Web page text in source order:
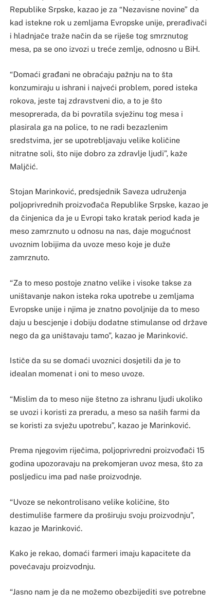
Republike Srpske, kazao je za “Nezavisne novine” da
kad istekne rok u zemljama Evropske unije, prerađivači
i hladnjače traže način da se riješe tog smrznutog
mesa, pa se ono izvozi u treće zemlje, odnosno u BiH.
“Domaći građani ne obraćaju pažnju na to šta
konzumiraju u ishrani i najveći problem, pored isteka
rokova, jeste taj zdravstveni dio, a to je što
mesoprerada, da bi povratila svježinu tog mesa i
plasirala ga na police, to ne radi bezazlenim
sredstvima, jer se upotrebljavaju velike količine
nitratne soli, što nije dobro za zdravlje ljudi”, kaže
Maljčić.
Stojan Marinković, predsjednik Saveza udruženja
poljoprivrednih proizvođača Republike Srpske, kazao je
da činjenica da je u Evropi tako kratak period kada je
meso zamrznuto u odnosu na nas, daje mogućnost
uvoznim lobijima da uvoze meso koje je duže
zamrznuto.
“Za to meso postoje znatno velike i visoke takse za
uništavanje nakon isteka roka upotrebe u zemljama
Evropske unije i njima je znatno povoljnije da to meso
daju u bescjenje i dobiju dodatne stimulanse od države
nego da ga uništavaju tamo”, kazao je Marinković.
Ističe da su se domaći uvoznici dosjetili da je to
idealan momenat i oni to meso uvoze.
“Mislim da to meso nije štetno za ishranu ljudi ukoliko
se uvozi i koristi za preradu, a meso sa naših farmi da
se koristi za svježu upotrebu”, kazao je Marinković.
Prema njegovim riječima, poljoprivredni proizvođači 15
godina upozoravaju na prekomjeran uvoz mesa, što za
posljedicu ima pad naše proizvodnje.
“Uvoze se nekontrolisano velike količine, što
destimuliše farmere da proširuju svoju proizvodnju”,
kazao je Marinković.
Kako je rekao, domaći farmeri imaju kapacitete da
povećavaju proizvodnju.
“Jasno nam je da ne možemo obezbijediti sve potrebne